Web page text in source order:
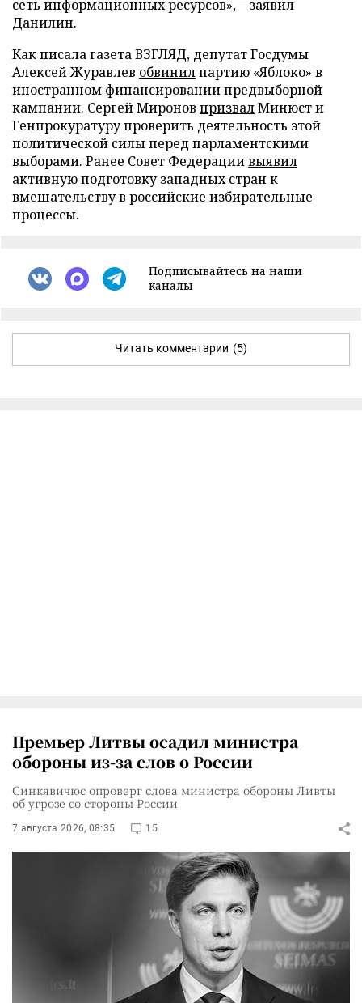
сеть информационных ресурсов», – заявил
Данилин.
Как писала газета ВЗГЛЯД, депутат Госдумы
Алексей Журавлев обвинилпартию «Яблоко» в
иностранном финансировании предвыборной
кампании. Сергей Миронов призвалМинюст и
Генпрокуратуру проверить деятельность этой
политической силы перед парламентскими
выборами. Ранее Совет Федерациивыявил
активную подготовку западных стран к
вмешательству в российские избирательные
процессы.
Подписывайтесь на наши
каналы
Читать комментарии (5)
Премьер Литвы осадил министра
обороны из-за слов о России
Синкявичюс опроверг слова министра обороны Ливты
об угрозе со стороны России
7 августа 2026, 08:35 15